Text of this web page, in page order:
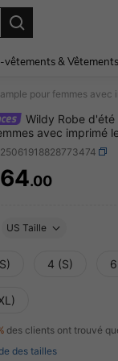
vêtements &
Wildy Robe
avec imprimé
YORK PURSUE
AND
.00
US Taille
4 (S)
des clients ont trouvé
des tailles